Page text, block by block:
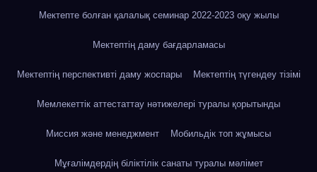
Мектепте болған қалалық семинар 2022-2023 оқу жылы
Мектептің даму бағдарламасы
Мектептің перспективті даму жоспары Мектептің түгендеу тізімі
Мемлекеттік аттестаттау нәтижелері туралы қорытынды
Миссия және менеджмент Мобильдік топ жұмысы
Мұғалімдердің біліктілік санаты туралы мәлімет